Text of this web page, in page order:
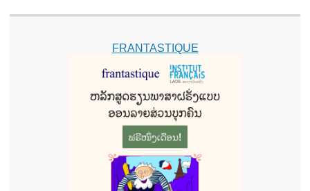
FRANTASTIQUE